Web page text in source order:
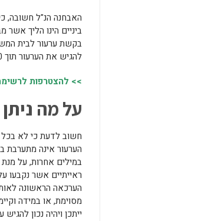
האבחנה הנ"ל חשובה,
ביניים הינו הליך
להגיש את הערעור תוך 30 יום ממועד החלטת בית המשפט המחוזי אשר נתנה רשות לערעור.
>> להצטרפות
על מה
חשוב לדעת כי לא בכל
הערעור אינה מתערבת
במילים אחרות, על
ראייתיים אשר נקבעו
הערכאה הראשונה
מסוימת, או במידה
ייתכן ויהיה נכון